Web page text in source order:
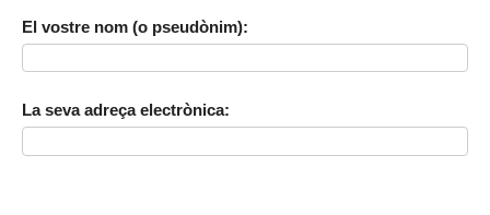
El vostre nom (o pseudònim):
La seva adreça electrònica: